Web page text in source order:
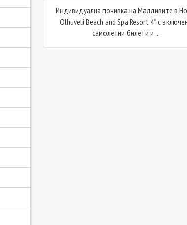
Индивидуална почивка на Малдивите в
Olhuveli Beach and Spa Resort 4* с
самолетни билети и ...